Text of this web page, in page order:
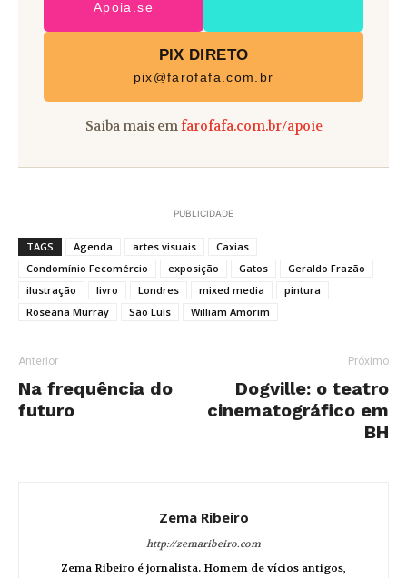
Apoia.se
PIX DIRETO
pix@farofafa.com.br
Saiba mais emfarofafa.com.br/apoie
PUBLICIDADE
TAGS Agenda artes visuais
Caxias
Condomínio Fecomércio
exposição Gatos
Geraldo Frazão
ilustração
livro Londres mixed media
pintura
Roseana Murray
São Luís William Amorim
Anterior
Na frequência do
futuro
Próximo
Dogville: o teatro
cinematográfico em
BH
Zema Ribeiro
http://zemaribeiro.com
Zema Ribeiro é jornalista. Homem de vícios antigos,